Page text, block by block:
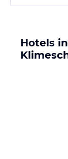
Einzig
Hotels